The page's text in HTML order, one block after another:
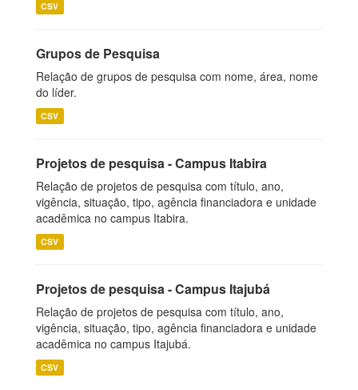
CSV
Grupos de Pesquisa
Relação de grupos de pesquisa com nome, área, nome
do líder.
CSV
Projetos de pesquisa - Campus Itabira
Relação de projetos de pesquisa com título, ano,
vigência, situação, tipo, agência financiadora e unidade
acadêmica no campus Itabira.
CSV
Projetos de pesquisa - Campus Itajubá
Relação de projetos de pesquisa com título, ano,
vigência, situação, tipo, agência financiadora e unidade
acadêmica no campus Itajubá.
CSV